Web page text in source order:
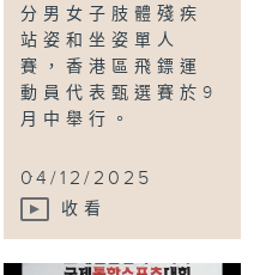
分男女子肢體殘疾
站姿和坐姿單人
賽，香港區飛鏢運
動員代表甄選賽於9
月中舉行。
...
04/12/2025
收看